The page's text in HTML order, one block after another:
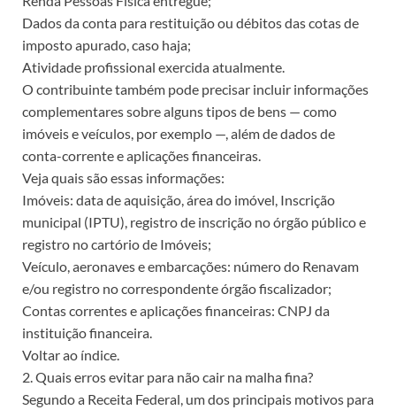
Dados da conta para restituição ou débitos das cotas de
imposto apurado, caso haja;
Atividade profissional exercida atualmente.
O contribuinte também pode precisar incluir informações
complementares sobre alguns tipos de bens — como
imóveis e veículos, por exemplo —, além de dados de
conta-corrente e aplicações financeiras.
Veja quais são essas informações:
Imóveis: data de aquisição, área do imóvel, Inscrição
municipal (IPTU), registro de inscrição no órgão público e
registro no cartório de Imóveis;
Veículo, aeronaves e embarcações: número do Renavam
e/ou registro no correspondente órgão fiscalizador;
Contas correntes e aplicações financeiras: CNPJ da
instituição financeira.
Voltar ao índice.
2. Quais erros evitar para não cair na malha fina?
Segundo a Receita Federal, um dos principais motivos para